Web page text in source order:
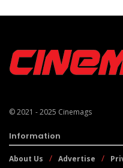
© 2021 - 2025 Cinemags
Information
About Us Advertise